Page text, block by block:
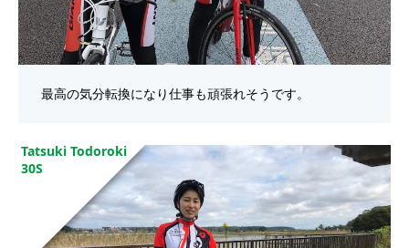
最高の気分転換になり仕事も頑張れそうです。
Tatsuki Todoroki
30S